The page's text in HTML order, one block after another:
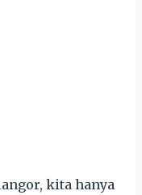
kita hanya